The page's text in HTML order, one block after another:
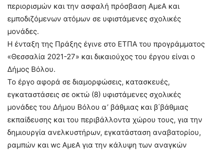
περιορισμών και την ασφαλή πρόσβαση ΑμεΑ και
εμποδιζόμενων ατόμων σε υφιστάμενες σχολικές
μονάδες.
Η ένταξη της Πράξης έγινε στο ΕΤΠΑ του προγράμματος
«Θεσσαλία 2021-27» και δικαιούχος του έργου είναι ο
Δήμος Βόλου.
Το έργο αφορά σε διαμορφώσεις, κατασκευές,
εγκαταστάσεις σε οκτώ (8) υφιστάμενες σχολικές
μονάδες του Δήμου Βόλου α’ βάθμιας και β΄βάθμιας
εκπαίδευσης και του περιβάλλοντα χώρου τους, για την
δημιουργία ανελκυστήρων, εγκατάσταση αναβατορίου,
ραμπών και wc ΑμεΑ για την κάλυψη των αναγκών